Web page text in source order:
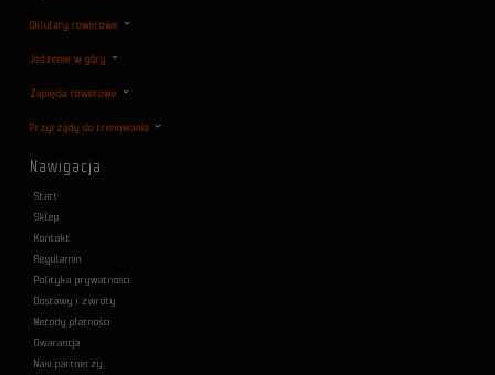
Oklulary rowerowe
Jedzenie w góry
Zapięcia rowerowe
Przyrządy do trenowania
Nawigacja
Start
Sklep
Kontakt
Regulamin
Polityka prywatności
Dostawy i zwroty
Metody płatności
Gwarancja
Nasi partnerzy